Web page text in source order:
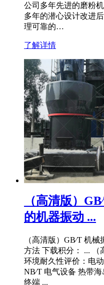
公司多年先进的磨粉
多年的潜心设计改进
理可靠的…
了解详情
（高清版）
的机器振动 ...
（高清版）GB∕T 机
方法 下载积分： ... （
环境耐久性评价：电
NB∕T 电气设备 热带
终端 ...